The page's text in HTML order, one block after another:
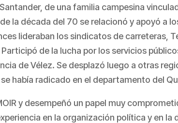
de una familia campesina
la década del 70 se relacionó y apoyó a
lideraban los sindicatos de carreteras,
de la lucha por los servicios
de Vélez. Se desplazó luego a otras
había radicado en el departamento del
y desempeñó un papel muy
en la organización política y en la